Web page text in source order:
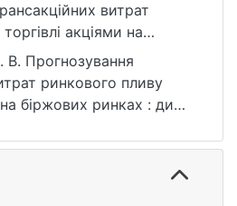
витрат
акціями на
д-ра філос.,
університет імені
eKNUTSHIR.
handle/123456789/56
В. Прогнозування
ринкового пливу
на біржових ринках : дис.
Київ, 2023. 269 с. URL:
handle/123456789/56
25.07.2026).